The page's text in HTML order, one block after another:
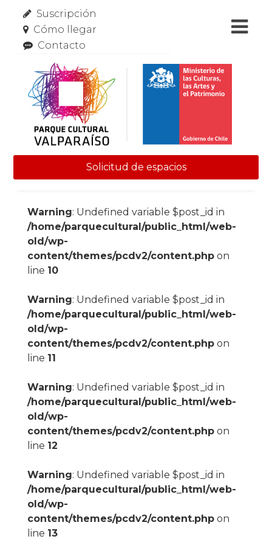
Suscripción
Cómo llegar
Contacto
Solicitud de espacios
Warning: Undefined variable $post_id in
/home/parquecultural/public_html/web-
old/wp-
content/themes/pcdv2/content.phpon
line 10
Warning: Undefined variable $post_id in
/home/parquecultural/public_html/web-
old/wp-
content/themes/pcdv2/content.phpon
line 11
Warning: Undefined variable $post_id in
/home/parquecultural/public_html/web-
old/wp-
content/themes/pcdv2/content.phpon
line 12
Warning: Undefined variable $post_id in
/home/parquecultural/public_html/web-
old/wp-
content/themes/pcdv2/content.phpon
line 13